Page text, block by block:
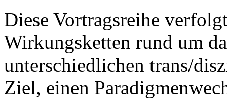
Diese Vortragsreihe
Wirkungsketten rund um
unterschiedlichen trans/
Ziel, einen